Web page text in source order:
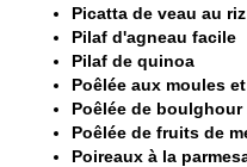
Picatta de veau au
Pilaf d'agneau facile
Pilaf de quinoa
Poêlée aux moules
Poêlée de
Poêlée de fruits de
Poireaux à la